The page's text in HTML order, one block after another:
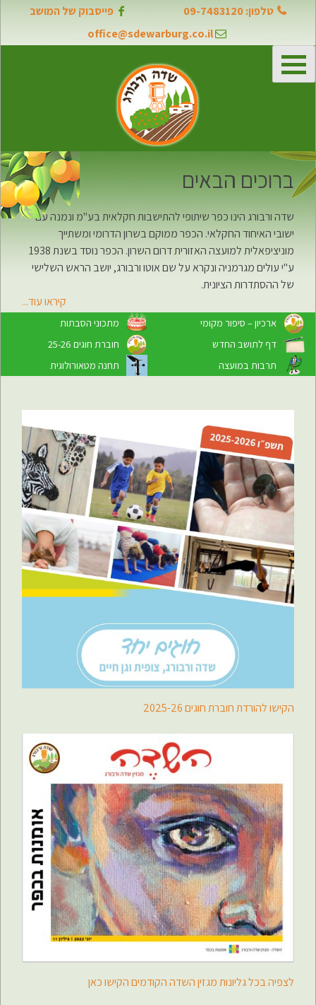
טלפון: 09-7483120
office@sdewarburg.co.il
פייסבוק של המושב
ברוכים הבאים
שדה ורבורג הינו כפר שיתופי להתישבות חקלאית בע"מ ונמנה עם
ישובי האיחוד החקלאי. הכפר ממוקם בשרון הדרומי ומשתייך
מוניציפאלית למועצה האזורית דרום השרון. הכפר נוסד בשנת 1938
ע"י עולים מגרמניה ונקרא על שם אוטו ורבורג, יושב הראש השלישי
של ההסתדרות הציונית.
קיראו עוד...
ארכיון – סיפור מקומי
מתכוני הסבתות
דף לתושב החדש
חוברת חוגים 25-26
תרבות במועצה
תחנה מטאורולוגית
הקישו להורדת חוברת חוגים 2025-26
לצפיה בכל גליונות מגזין השדה הקודמים הקישו כאן